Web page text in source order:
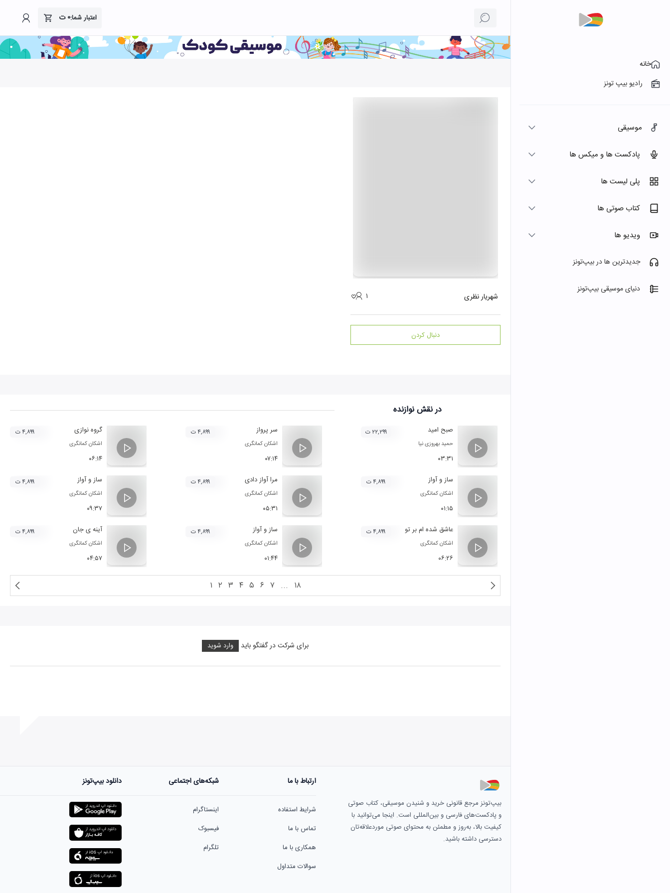
اعتبار شما:۰ت
خانه
رادیو بیپ تونز
موسیقی
پادکست ها و میکس ها
پلی لیست ها
کتاب صوتی ها
ویدیو ها
جدیدترین ها در بیپ‌تونز
دنیای موسیقی بیپ‌تونز
شهریار نظری ۱
دنبال کردن
در نقشنوازنده
صبح امید
حمید بهروزی نیا
۰۳:۳۱
۲۲,۲۹۹ ت سر پرواز
اشکان کمانگری
۰۷:۱۴
۴,۸۹۹ ت گروه نوازی
اشکان کمانگری
۰۶:۱۴
۴,۸۹۹ ت
ساز و آواز
اشکان کمانگری
۰۱:۱۵
۴,۸۹۹ ت مرا آواز دادی
اشکان کمانگری
۰۵:۳۱
۴,۸۹۹ ت ساز و آواز
اشکان کمانگری
۰۹:۳۷
۴,۸۹۹ ت
عاشق شده ام بر تو
اشکان کمانگری
۰۶:۲۶
۴,۸۹۹ ت ساز و آواز
اشکان کمانگری
۰۱:۴۴
۴,۸۹۹ ت آینه ی جان
اشکان کمانگری
۰۴:۵۷
۴,۸۹۹ ت
۱ ۲ ۳ ۴ ۵ ۶ ۷ ... ۱۸
برای شرکت در گفتگو باید وارد شوید
هنوز نظری به ثبت نرسیده‌است.
بیپ‌تونز مرجع قانونی خرید و شنیدن موسیقی، کتاب صوتی
و پادکست‌های فارسی و بین‌المللی است. اینجا می‌توانید با
کیفیت بالا، به‌روز و مطمئن به محتوای صوتی موردعلاقه‌تان
دسترسی داشته باشید.
ارتباط با ما
شرایط استفاده
تماس با ما
همکاری با ما
سوالات متداول
شبکه‌های اجتماعی
اینستاگرام
فیسبوک
تلگرام
دانلود بیپ‌تونز